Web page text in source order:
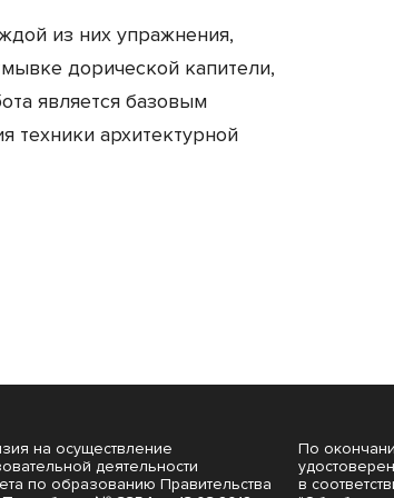
из них упражнения,
дорической капители,
является базовым
техники архитектурной
на осуществление
деятельности
по образованию Правительства
По
в